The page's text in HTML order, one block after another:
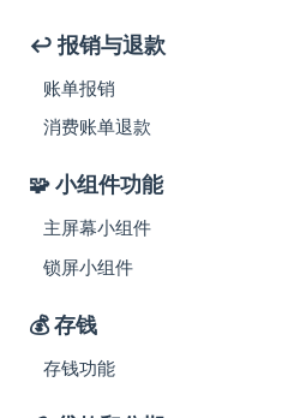
↩️ 报销与退款
账单报销
消费账单退款
🧩 小组件功能
主屏幕小组件
锁屏小组件
💰 存钱
存钱功能